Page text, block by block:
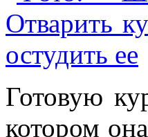
Готовую
котором